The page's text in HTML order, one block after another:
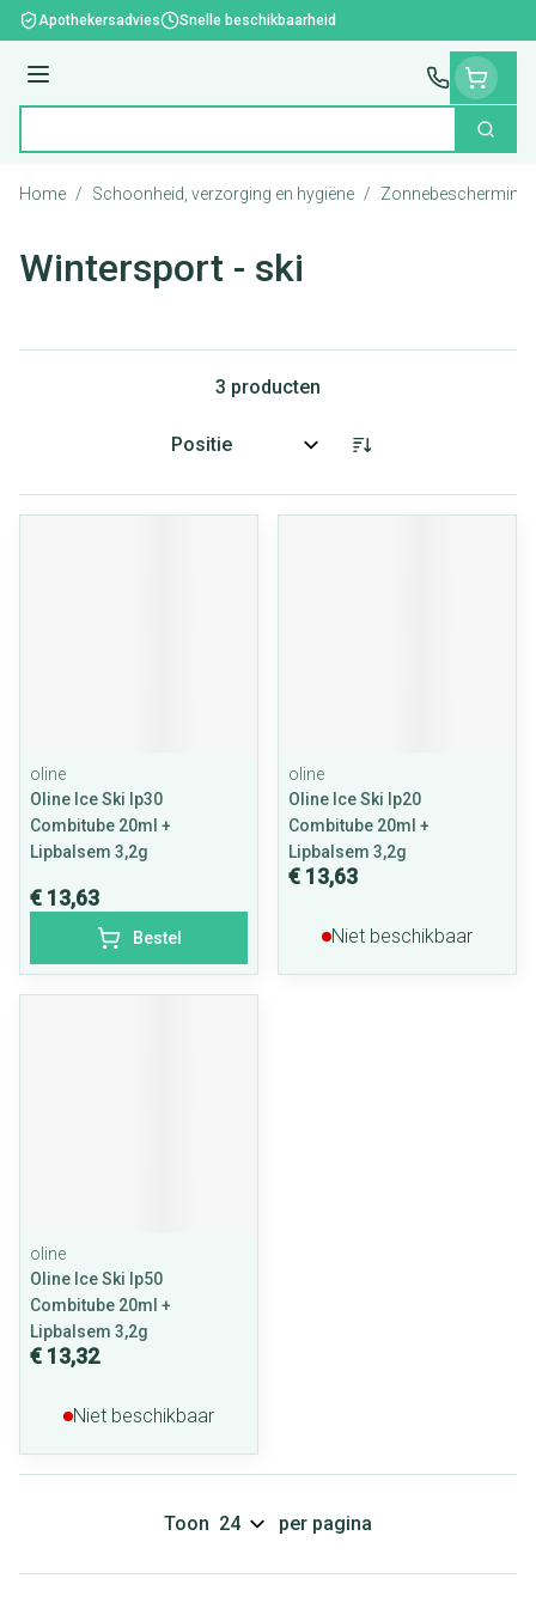
Ga naar de inhoud
Apothekersadvies Snelle beschikbaarheid
Menu
Zoek
Home / Schoonheid, verzorging en hygiëne / Zonnebescherming
Wintersport - ski
3 producten
Sorteer op:
oline
Oline Ice Ski Ip30
Combitube 20ml +
Lipbalsem 3,2g
€ 13,63
Bestel
oline
Oline Ice Ski Ip20
Combitube 20ml +
Lipbalsem 3,2g
€ 13,63
Niet beschikbaar
oline
Oline Ice Ski Ip50
Combitube 20ml +
Lipbalsem 3,2g
€ 13,32
Niet beschikbaar
Toon per pagina